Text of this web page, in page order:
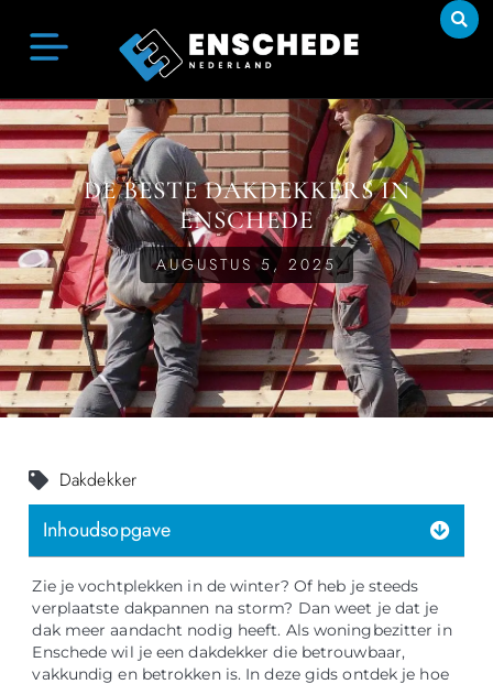
DE BESTE DAKDEKKERS IN
ENSCHEDE
AUGUSTUS 5, 2025
Zie je vochtplekken in de winter? Of heb je steeds
verplaatste dakpannen na storm? Dan weet je dat je
dak meer aandacht nodig heeft. Als woningbezitter in
Enschede wil je een dakdekker die betrouwbaar,
vakkundig en betrokken is. In deze gids ontdek je hoe
Dakdekker
Inhoudsopgave